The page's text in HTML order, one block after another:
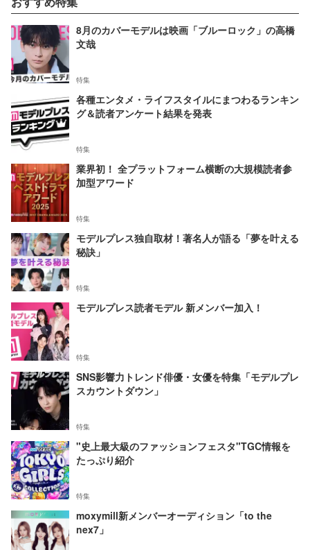
8月のカバーモデルは映画「ブルーロック」の高橋
文哉
特集
各種エンタメ・ライフスタイルにまつわるランキン
グ＆読者アンケート結果を発表
特集
業界初！ 全プラットフォーム横断の大規模読者参
加型アワード
特集
モデルプレス独自取材！著名人が語る「夢を叶える
秘訣」
特集
モデルプレス読者モデル 新メンバー加入！
特集
SNS影響力トレンド俳優・女優を特集「モデルプレ
スカウントダウン」
特集
"史上最大級のファッションフェスタ"TGC情報を
たっぷり紹介
特集
moxymill新メンバーオーディション「to the
nex7」